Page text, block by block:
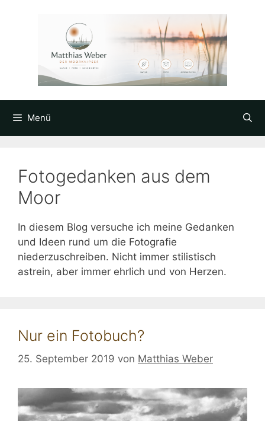
Menü
Fotogedanken aus dem
Moor
In diesem Blog versuche ich meine Gedanken
und Ideen rund um die Fotografie
niederzuschreiben. Nicht immer stilistisch
astrein, aber immer ehrlich und von Herzen.
Nur ein Fotobuch?
25. September 2019 von Matthias Weber